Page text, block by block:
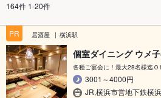
164件 1-20件
PR 居酒屋 横浜駅
個室ダイニング ウメ
各種ご宴会に！最大28名様迄
3001～4000円
JR,横浜市営地下鉄横